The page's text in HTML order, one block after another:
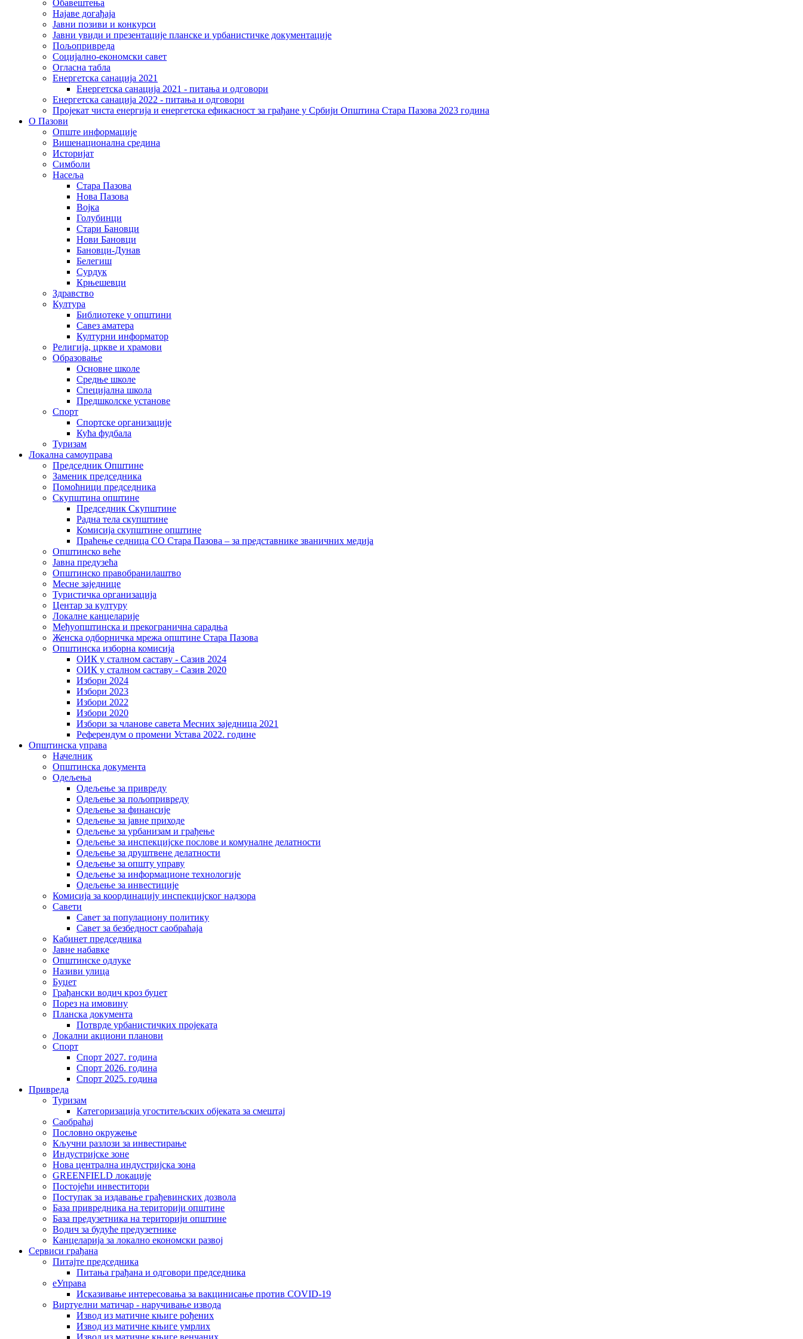
Обавештења
Најаве догађаја
Јавни позиви и конкурси
Јавни увиди и презентације планске и урбанистичке документације
Пољопривреда
Социјално-економски сaвет
Огласна табла
Енергетска санација 2021
Енергетска санација 2021 - питања и одговори
Енергетска санација 2022 - питања и одговори
Пројекат чиста енергија и енергетска ефикасност за грађане у Србији Општина Стара Пазова 2023 година
О Пазови
Опште информације
Вишенационална средина
Историјат
Симболи
Насеља
Стара Пазова
Нова Пазова
Војка
Голубинци
Стари Бановци
Нови Бановци
Бановци-Дунав
Белегиш
Сурдук
Крњешевци
Здравство
Култура
Библиотеке у општини
Савез аматера
Културни информатор
Религија, цркве и храмови
Образовање
Основне школе
Средње школе
Специјална школа
Предшколске установе
Спорт
Спортске организације
Кућа фудбала
Туризам
Локална самоуправа
Председник Општине
Заменик председника
Помоћници председника
Скупштина општине
Председник Скупштине
Радна тела скупштине
Комисија скупштине општине
Праћење седница СО Стара Пазова – за представнике званичних медија
Општинско веће
Јавна предузећа
Општинско правобранилаштво
Месне заједнице
Туристичка организација
Центaр за културу
Локалне канцеларије
Међуопштинска и прекогранична сарадња
Женска одборничка мрежа општине Стара Пазова
Општинска изборна комисија
ОИК у сталном саставу - Сазив 2024
ОИК у сталном саставу - Сазив 2020
Избори 2024
Избори 2023
Избори 2022
Избори 2020
Избори за чланове савета Месних заједница 2021
Референдум о промени Устава 2022. године
Општинска управа
Начелник
Општинска документа
Одељења
Одељење за привреду
Одељење за пољопривреду
Одељење за финансије
Одељење за јавне приходе
Одељење за урбанизам и грађење
Одељење за инспекцијске послове и комуналне делатности
Одељење за друштвене делатности
Одељење за општу управу
Одељење за информационе технологије
Одељење за инвестиције
Комисија за координацију инспекцијског надзора
Савети
Савет за популациону политику
Савет за безбедност саобраћаја
Кабинет председника
Јавне набавке
Општинске одлуке
Називи улица
Буџет
Грађански водич кроз буџет
Порез на имовину
Планска документа
Потврде урбанистичких пројеката
Локални акциони планови
Спорт
Спорт 2027. година
Спорт 2026. година
Спорт 2025. година
Привреда
Туризам
Категоризација угоститељских објеката за смештај
Саобраћај
Пословно окружење
Кључни разлози за инвестирање
Индустријске зоне
Нова централна индустријска зона
GREENFIELD локације
Постојећи инвеститори
Поступак за издавање грађевинских дозвола
База привредника на територији општине
База предузетника на територији општине
Водич за будуће предузетнике
Канцеларија за локално економски развој
Сервиси грађана
Питајте председника
Питања грађана и одговори председника
еУправа
Исказивање интересовања за вакцинисање против COVID-19
Виртуелни матичар - наручивање извода
Извод из матичне књиге рођених
Извод из матичне књиге умрлих
Извод из матичне књиге венчаних